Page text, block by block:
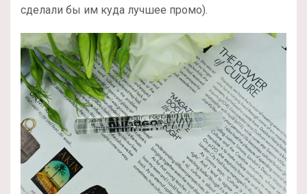
сделали бы им куда лучшее промо).